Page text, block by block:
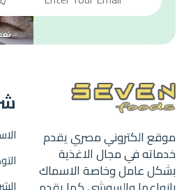
موقع الكتروني مصري يقدم
خدماته في مجال الاغذية
بشكل عامل وخاصة الاسماك